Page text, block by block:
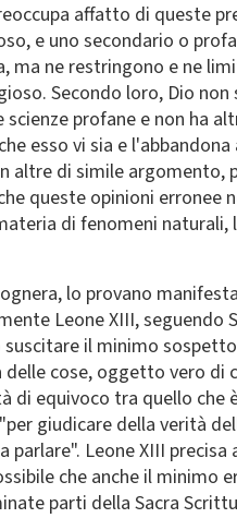
affatto di queste
e uno secondario o
ma ne restringono e ne
Secondo loro, Dio
profane e non ha
esso vi sia e
altre di simile
queste opinioni
di fenomeni
lo provano
Leone XIII, seguendo
il minimo
cose, oggetto vero
di equivoco tra quello
giudicare della verità
Leone XIII
che anche il
parti della Sacra